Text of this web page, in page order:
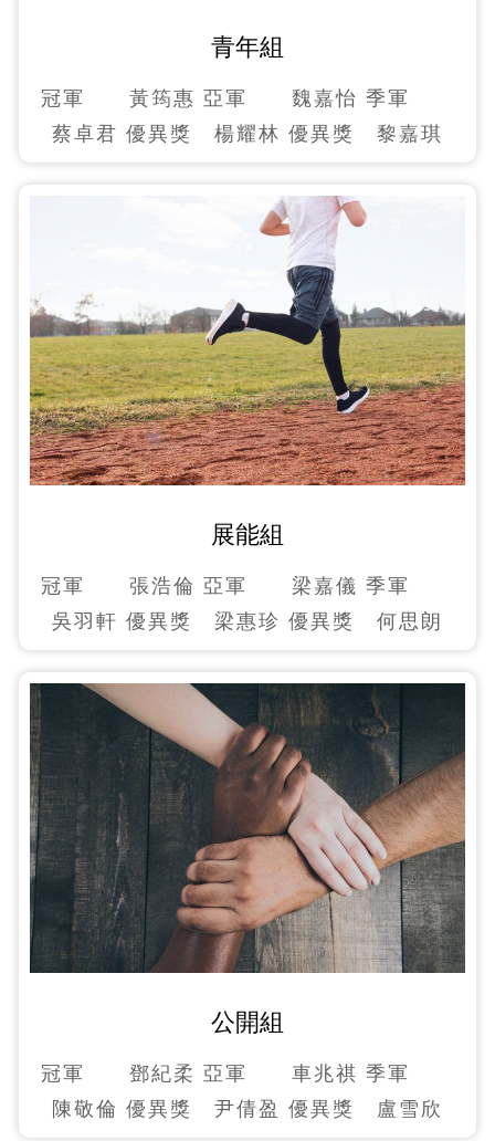
青年組
冠軍 黃筠惠 亞軍 魏嘉怡 季軍
蔡卓君 優異獎 楊耀林 優異獎 黎嘉琪
展能組
冠軍 張浩倫 亞軍 梁嘉儀 季軍
吳羽軒 優異獎 梁惠珍 優異獎 何思朗
公開組
冠軍 鄧紀柔 亞軍 車兆祺 季軍
陳敬倫 優異獎 尹倩盈 優異獎 盧雪欣